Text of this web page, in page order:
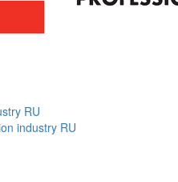
RU
industry RU